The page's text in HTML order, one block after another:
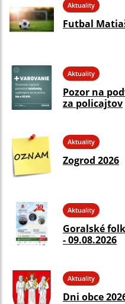
Aktuality
Futbal
Aktuality
Pozor na
za policajtov
Aktuality
Zogrod 2026
Aktuality
Goralské
- 09.08.2026
Aktuality
Dni obce